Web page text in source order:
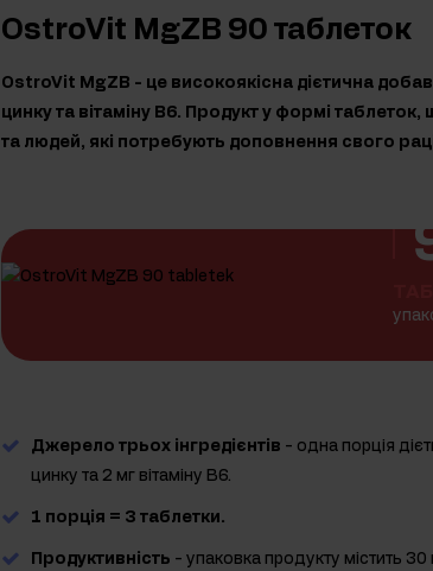
OstroVit MgZB 90 таблеток
OstroVit MgZB - це високоякісна дієтична
цинку та вітаміну B6. Продукт у формі
та людей, які потребують доповнення свого
Джерело трьох інгредієнтів - одна порція
цинку та 2 мг вітаміну В6.
1 порція = 3 таблетки.
Продуктивність - упаковка продукту містить